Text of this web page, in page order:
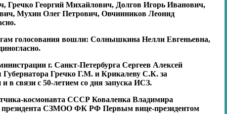
Гречко Георгий Михайлович, Долгов Игорь Иванович,
Мухин Олег Петрович, Овчинников Леонид
голосования вошли: Солнышкина Нелли Евгеньевна,
г. Санкт-Петербурга Сергеев Алексей
Гречко Г.М. и Крикалеву С.К. за
в связи с 50-летием со дня запуска ИСЗ.
космонавта СССР Коваленка Владимира
президента СЗМОО ФК РФ Первым вице-президентом